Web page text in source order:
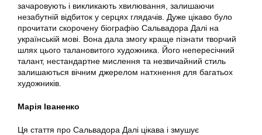
зачаровують і викликають хвилювання, залишаючи
незабутній відбиток у серцях глядачів. Дуже цікаво було
прочитати скорочену біографію Сальвадора Далі на
українській мові. Вона дала змогу краще пізнати творчий
шлях цього талановитого художника. Його непересічний
талант, нестандартне мислення та незвичайний стиль
залишаються вічним джерелом натхнення для багатьох
художників.
Марія Іваненко
Ця стаття про Сальвадора Далі цікава і змушує